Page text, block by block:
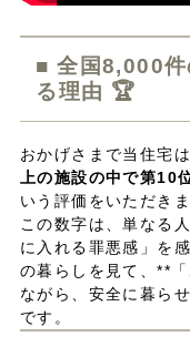
■ 全国8,000件
る理由 🏆
おかげさまで当住宅
上の施設の中で第10
いう評価をいただきま
この数字は、単なる
に入れる罪悪感」を
の暮らしを見て、**
ながら、安全に暮ら
です。